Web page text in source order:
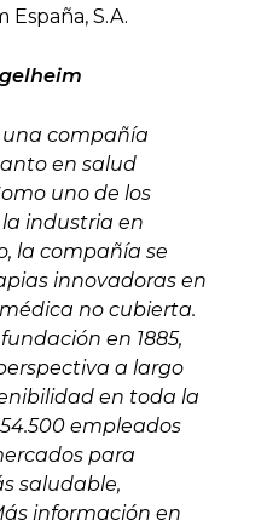
S.A.
compañía
en salud
uno de los
industria en
la compañía se
innovadoras en
no cubierta.
en 1885,
a largo
en toda la
empleados
para
saludable,
información en